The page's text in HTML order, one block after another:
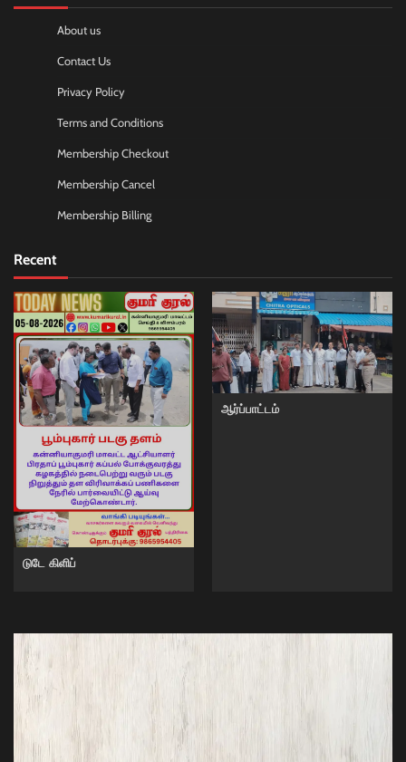
About us
Contact Us
Privacy Policy
Terms and Conditions
Membership Checkout
Membership Cancel
Membership Billing
Recent
டுடே கிளிப்
ஆர்ப்பாட்டம்